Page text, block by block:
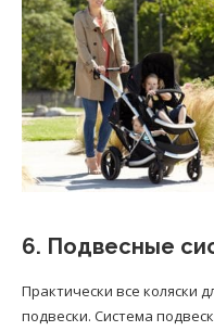
6. Подвесные
Практически все коляски
подвески. Система